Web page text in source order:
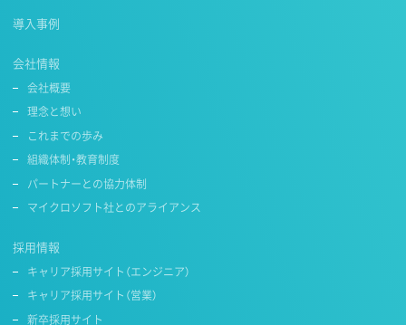
導入事例
会社情報
会社概要
理念と想い
これまでの歩み
組織体制・教育制度
パートナーとの協力体制
マイクロソフト社とのアライアンス
採用情報
キャリア採用サイト（エンジニア）
キャリア採用サイト（営業）
新卒採用サイト